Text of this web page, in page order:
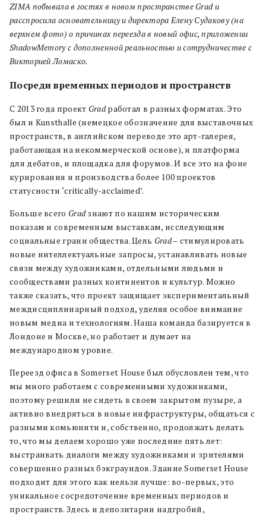
ZIMA побывала в гостях в новом пространстве Grad и
расспросила основательницу и директора Елену Судакову (на
верхнем фото) о причинах переезда в новый офис, приложении
ShadowMemory с дополненной реальностью и сотрудничестве с
Викторией Ломаско.
Посреди временных периодов и пространств
С 2013 года проект Gradработал в разных форматах. Это
был и Kunsthalle (немецкое обозначение для выставочных
пространств, в английском переводе это арт-галерея,
работающая на некоммерческой основе), и платформа
для дебатов, и площадка для форумов. И все это на фоне
курирования и производства более 100 проектов
статусности ‘critically-acclaimed’.
Больше всего Gradзнают по нашим историческим
показам и современным выставкам, исследующим
социальные грани общества. Цель Grad– стимулировать
новые интеллектуальные запросы, устанавливать новые
связи между художниками, отдельными людьми и
сообществами разных континентов и культур. Можно
также сказать, что проект защищает экспериментальный
междисциплинарный подход, уделяя особое внимание
новым медиа и технологиям. Наша команда базируется в
Лондоне и Москве, но работает и думает на
международном уровне.
Переезд офиса в Somerset House был обусловлен тем, что
мы много работаем с современными художниками,
поэтому решили не сидеть в своем закрытом пузыре, а
активно внедряться в новые инфраструктуры, общаться с
разными комьюнити и, собственно, продолжать делать
то, что мы делаем хорошо уже последние пять лет:
выстраивать диалоги между художниками и зрителями
совершенно разных бэкграундов.Здание Somerset House
подходит для этого как нельзя лучше: во-первых, это
уникальное сосредоточение временных периодов и
пространств. Здесь и депозитарии надгробий,